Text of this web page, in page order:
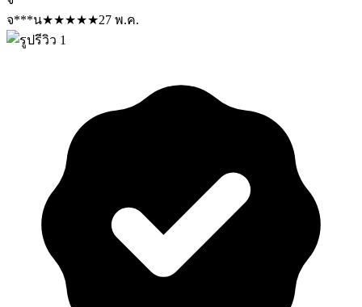
จ***น★★★★★27 พ.ค.